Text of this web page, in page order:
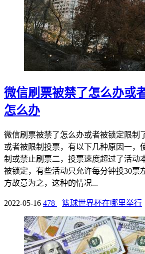
微信刷票被禁了怎么办或
怎么办
微信刷票被禁了怎么办或者被锁定限制
或者被限制投票，有以下几种原因一，
制或禁止刷票二，投票速度超过了活动
被锁定，有些活动只允许每分钟投30票
方故意为之，这种的情况...
2022-05-16 478 篮球世界杯在哪里举行